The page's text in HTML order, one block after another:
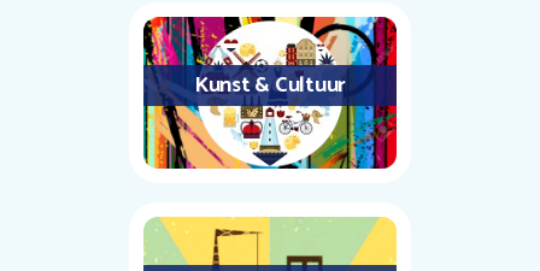
Kunst & Cultuur